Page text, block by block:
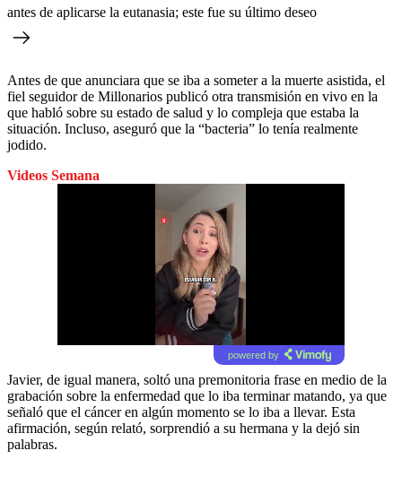
antes de aplicarse la eutanasia; este fue su último deseo
Antes de que anunciara que se iba a someter a la muerte asistida, el
fiel seguidor de Millonarios publicó otra transmisión en vivo en la
que habló sobre su estado de salud y lo compleja que estaba la
situación. Incluso, aseguró que la “bacteria” lo tenía realmente
jodido.
Videos Semana
powered by
Javier, de igual manera, soltó una premonitoria frase en medio de la
grabación sobre la enfermedad que lo iba terminar matando, ya que
señaló que el cáncer en algún momento se lo iba a llevar. Esta
afirmación, según relató, sorprendió a su hermana y la dejó sin
palabras.